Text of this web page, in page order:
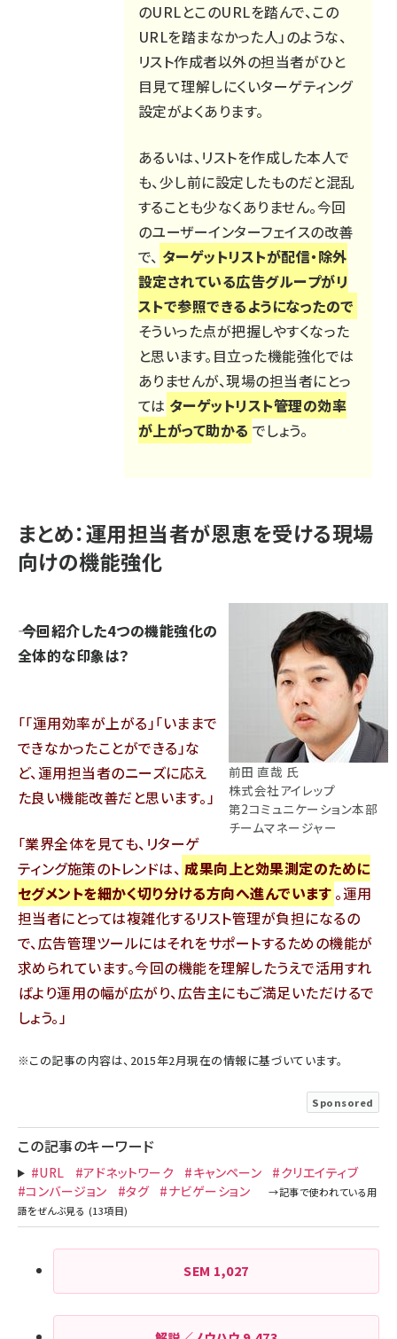
のURLとこのURLを踏んで、この
URLを踏まなかった人」のような、
リスト作成者以外の担当者がひと
目見て理解しにくいターゲティング
設定がよくあります。
あるいは、リストを作成した本人で
も、少し前に設定したものだと混乱
することも少なくありません。今回
のユーザーインターフェイスの改善
で、 ターゲットリストが配信・除外
設定されている広告グループがリ
ストで参照できるようになったので
そういった点が把握しやすくなった
と思います。目立った機能強化では
ありませんが、現場の担当者にとっ
ては ターゲットリスト管理の効率
が上がって助かる でしょう。
まとめ：運用担当者が恩恵を受ける現場
向けの機能強化
前田 直哉 氏
株式会社アイレップ
第2コミュニケーション本部
チームマネージャー
―― 今回紹介した4つの機能強化の
全体的な印象は？
「運用効率が上がる」「いままで
できなかったことができる」な
ど、運用担当者のニーズに応え
た良い機能改善だと思います。
業界全体を見ても、リターゲ
ティング施策のトレンドは、 成果向上と効果測定のために
セグメントを細かく切り分ける方向へ進んでいます 。運用
担当者にとっては複雑化するリスト管理が負担になるの
で、広告管理ツールにはそれをサポートするための機能が
求められています。今回の機能を理解したうえで活用すれ
ばより運用の幅が広がり、広告主にもご満足いただけるで
しょう。
※この記事の内容は、2015年2月現在の情報に基づいています。
Sponsored
この記事のキーワード
#URL #アドネットワーク #キャンペーン
#クリエイティブ
#コンバージョン
#タグ #ナビゲーション
SEM 1,027